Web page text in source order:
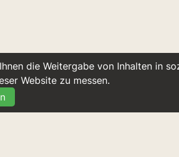
die Weitergabe von Inhalten in
Website zu messen.